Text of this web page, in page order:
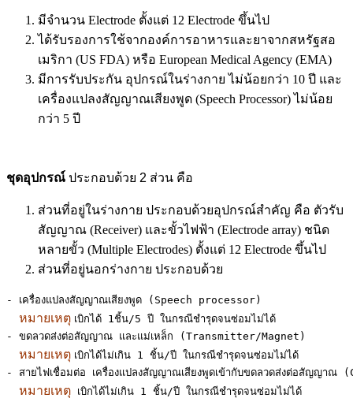
มีจำนวน Electrode ตั้งแต่ 12 Electrode ขึ้นไป
ได้รับรองการใช้จากองค์การอาหารและยาจากสหรัฐสอ
เมริกา (US FDA) หรือ European Medical Agency (EMA)
มีการรับประกัน อุปกรณ์ในร่างกาย ไม่น้อยกว่า 10 ปี และ
เครื่องแปลงสัญญาณเสียงพูด (Speech Processor) ไม่น้อย
กว่า 5 ปี
ชุดอุปกรณ์ ประกอบด้วย 2 ส่วน คือ
ส่วนที่อยู่ในร่างกาย ประกอบด้วยอุปกรณ์สำคัญ คือ ตัวรับ
สัญญาณ (Receiver) และขั้วไฟฟ้า (Electrode array) ชนิด
หลายขั้ว (Multiple Electrodes) ตั้งแต่ 12 Electrode ขึ้นไป
ส่วนที่อยู่นอกร่างกาย ประกอบด้วย
- เครื่องแปลงสัญญาณเสียงพูด (Speech processor)
หมายเหตุ เบิกได้ 1ชิ้น/5 ปี ในกรณีชำรุดจนซ่อมไม่ได้
- ขดลวดส่งต่อสัญญาณ และแม่เหล็ก (Transmitter/Magnet)
หมายเหตุ เบิกได้ไม่เกิน 1 ชิ้น/ปี ในกรณีชำรุดจนซ่อมไม่ได้
- สายไฟเชื่อมต่อ เครื่องแปลงสัญญาณเสียงพูดเข้ากับขดลวดส่งต่อ
หมายเหตุ เบิกได้ไม่เกิน 1 ชิ้น/ปี ในกรณีชำรุดจนซ่อมไม่ได้